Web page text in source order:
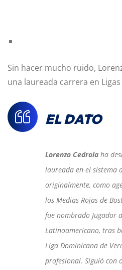
Sin hacer mucho ruido,
una laureada carrera en
EL DATO
Lorenzo Cedrola ha
laureada en el sistema
originalmente, como
los Medias Rojas de
fue nombrado Jugador
Latinoamericano, tras
Liga Dominicana de
profesional. Siguió con